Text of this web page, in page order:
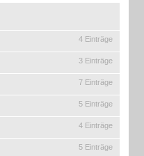
4 Einträge
3 Einträge
7 Einträge
5 Einträge
4 Einträge
5 Einträge